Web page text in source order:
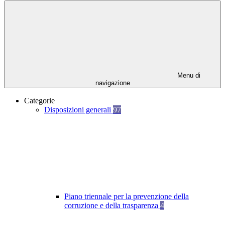
Menu di
navigazione
Categorie
Disposizioni generali 97
Piano triennale per la prevenzione della
corruzione e della trasparenza 4